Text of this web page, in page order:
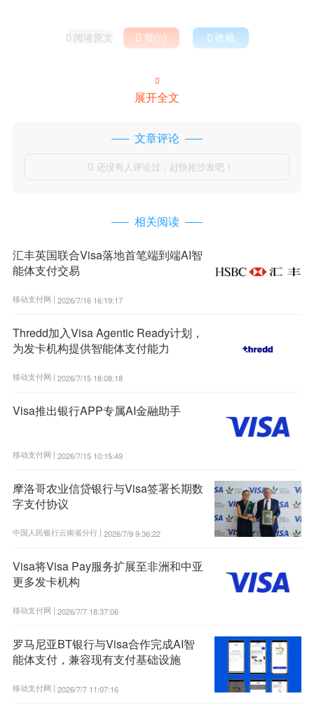
 阅读原文  赞()  收藏

展开全文
文章评论
 还没有人评论过，赶快抢沙发吧！
相关阅读
汇丰英国联合Visa落地首笔端到端AI智
能体支付交易
移动支付网 | 2026/7/16 16:19:17
Thredd加入Visa Agentic Ready计划，
为发卡机构提供智能体支付能力
移动支付网 | 2026/7/15 18:08:18
Visa推出银行APP专属AI金融助手
移动支付网 | 2026/7/15 10:15:49
摩洛哥农业信贷银行与Visa签署长期数
字支付协议
中国人民银行云南省分行 | 2026/7/9 9:36:22
Visa将Visa Pay服务扩展至非洲和中亚
更多发卡机构
移动支付网 | 2026/7/7 18:37:06
罗马尼亚BT银行与Visa合作完成AI智
能体支付，兼容现有支付基础设施
移动支付网 | 2026/7/7 11:07:16